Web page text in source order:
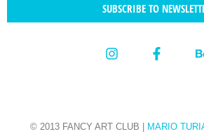
SUBSCRIBE TO
© 2013 FANCY ART CLUB | MARIO